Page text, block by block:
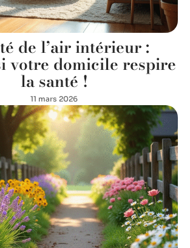
de l’air intérieur :
votre domicile respire
la santé !
11 mars 2026